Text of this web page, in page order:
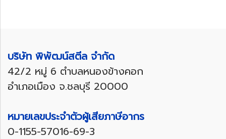
บริษัท พิพัฒน์สตีล จำกัด
42/2 หมู่ 6 ตำบลหนองข้างคอก
อำเภอเมือง จ.ชลบุรี 20000
หมายเลขประจำตัวผู้เสียภาษีอากร
0-1155-57016-69-3